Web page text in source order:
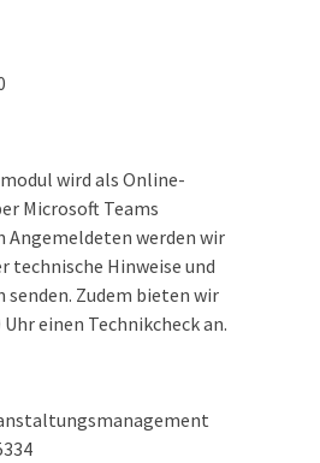
wird als Online-
Microsoft Teams
werden wir
technische Hinweise und
senden. Zudem bieten wir
Uhr einen Technikcheck an.